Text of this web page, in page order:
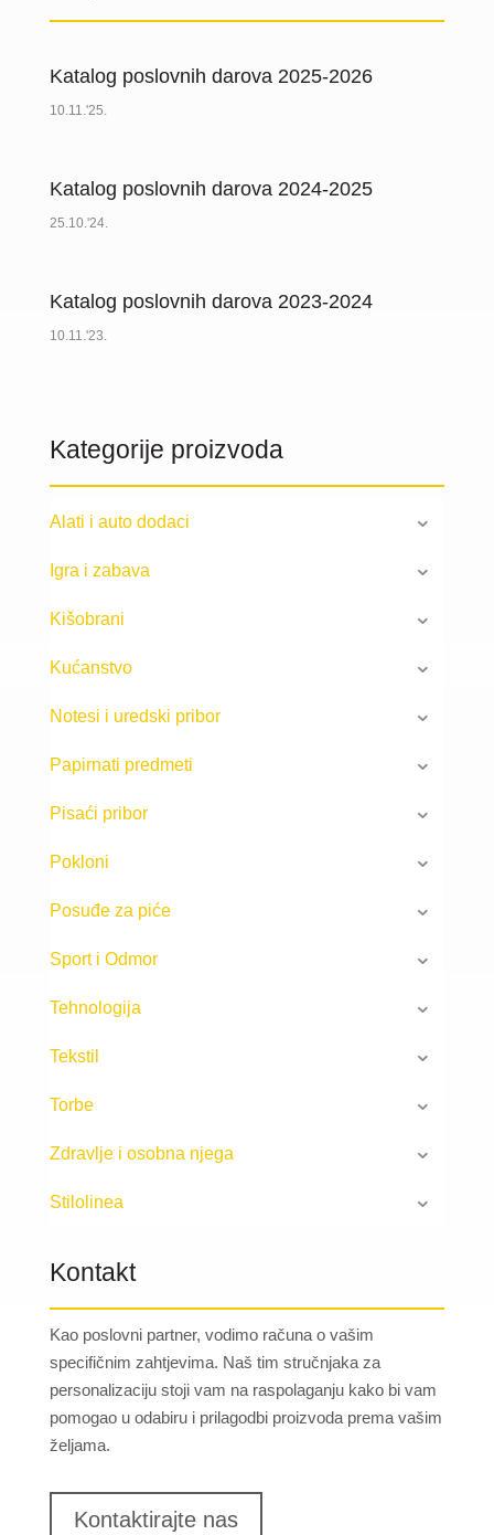
Katalog poslovnih darova 2025-2026
10.11.'25.
Katalog poslovnih darova 2024-2025
25.10.'24.
Katalog poslovnih darova 2023-2024
10.11.'23.
Kategorije proizvoda
Alati i auto dodaci
Igra i zabava
Kišobrani
Kućanstvo
Notesi i uredski pribor
Papirnati predmeti
Pisaći pribor
Pokloni
Posuđe za piće
Sport i Odmor
Tehnologija
Tekstil
Torbe
Zdravlje i osobna njega
Stilolinea
Kontakt
Kao poslovni partner, vodimo računa o vašim
specifičnim zahtjevima. Naš tim stručnjaka za
personalizaciju stoji vam na raspolaganju kako bi vam
pomogao u odabiru i prilagodbi proizvoda prema vašim
željama.
Kontaktirajte nas